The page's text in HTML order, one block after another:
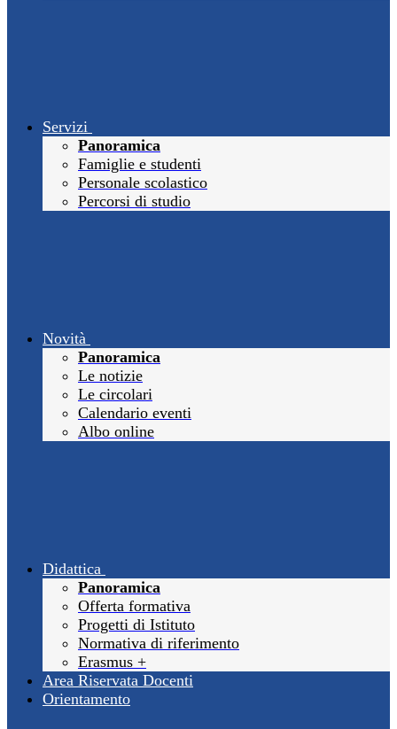
Servizi
Panoramica
Famiglie e studenti
Personale scolastico
Percorsi di studio
Novità
Panoramica
Le notizie
Le circolari
Calendario eventi
Albo online
Didattica
Panoramica
Offerta formativa
Progetti di Istituto
Normativa di riferimento
Erasmus +
Area Riservata Docenti
Orientamento